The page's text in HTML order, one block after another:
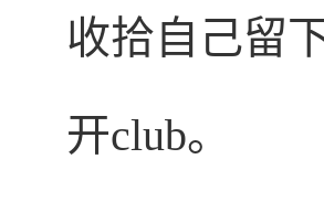
收拾自己留
开club。